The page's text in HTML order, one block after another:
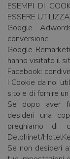
ESEMPI DI
ESSERE
Google
conversione.
Google
hanno visitato il
Facebook:
I Cookie da noi
sito e di fornire
Se dopo aver
desideri una
preghiamo di
Delphinet/
Se non desideri